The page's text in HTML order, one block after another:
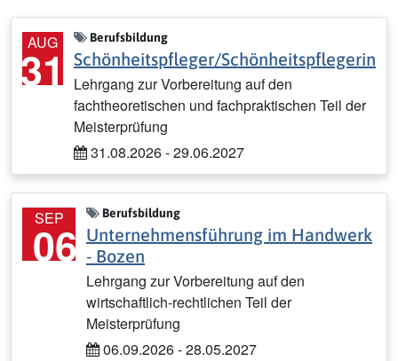
AUG
31
Berufsbildung
Schönheitspfleger/Schönheitspflegerin
Lehrgang zur Vorbereitung auf den
fachtheoretischen und fachpraktischen Teil der
Meisterprüfung
31.08.2026 - 29.06.2027
SEP
06
Berufsbildung
Unternehmensführung im Handwerk
- Bozen
Lehrgang zur Vorbereitung auf den
wirtschaftlich-rechtlichen Teil der
Meisterprüfung
06.09.2026 - 28.05.2027